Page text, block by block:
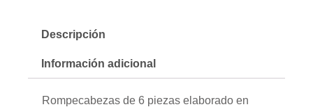
Descripción
Información adicional
Rompecabezas de 6 piezas elaborado en